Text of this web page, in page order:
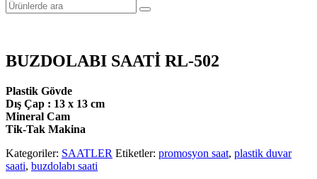
BUZDOLABI SAATİ RL-502
Plastik Gövde
Dış Çap : 13 x 13 cm
Mineral Cam
Tik-Tak Makina
Kategoriler: SAATLER Etiketler: promosyon saat, plastik duvar
saati, buzdolabı saati